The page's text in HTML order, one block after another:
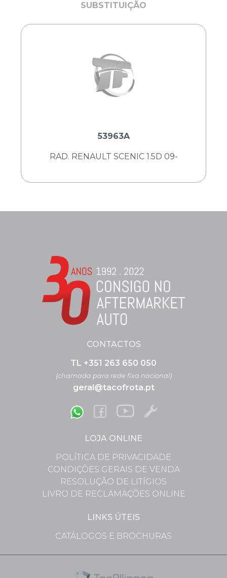
SUBSTITUIÇÃO
53963A
RAD. RENAULT SCENIC 1.5D 09-
CONTACTOS
TL +351 263 650 050
(chamada para rede fixa nacional)
geral@tacofrota.pt
LOJA ONLINE
POLÍTICA DE PRIVACIDADE
CONDIÇÕES GERAIS DE VENDA
RESOLUÇÃO DE LITÍGIOS
LIVRO DE RECLAMAÇÕES ONLINE
LINKS ÚTEIS
CATÁLOGOS E BROCHURAS